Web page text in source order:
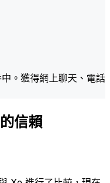
。獲得網上聊天、電話
信賴